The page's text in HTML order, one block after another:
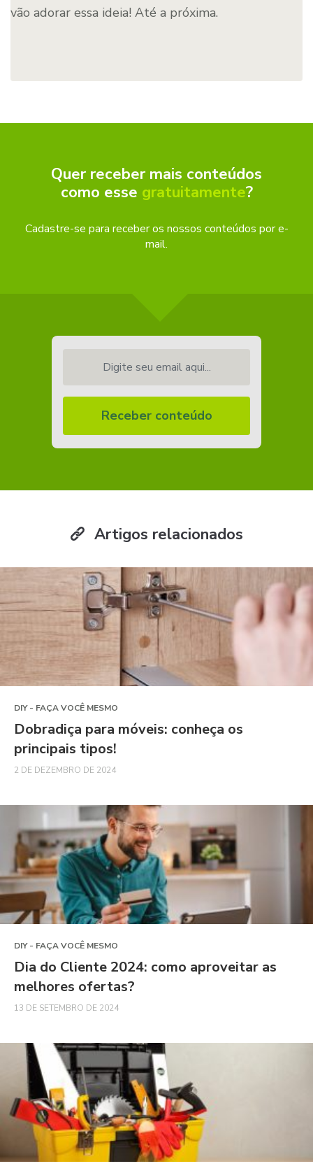
vão adorar essa ideia! Até a próxima.
Quer receber mais conteúdos
como esse gratuitamente?
Cadastre-se para receber os nossos conteúdos por e-
mail.
Receber conteúdo
Artigos relacionados
DIY - FAÇA VOCÊ MESMO
Dobradiça para móveis: conheça os
principais tipos!
2 DE DEZEMBRO DE 2024
DIY - FAÇA VOCÊ MESMO
Dia do Cliente 2024: como aproveitar as
melhores ofertas?
13 DE SETEMBRO DE 2024